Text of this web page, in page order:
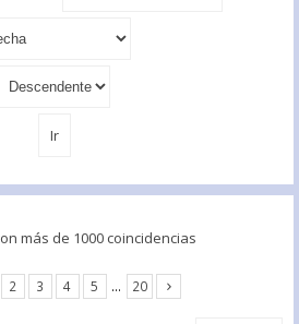
más de 1000 coincidencias
2 3 4 5 … 20